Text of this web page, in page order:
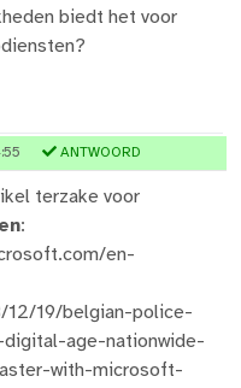
biedt het voor
ANTWOORD
terzake voor
:
en-
12/19/belgian-police-
age-nationwide-
with-microsoft-